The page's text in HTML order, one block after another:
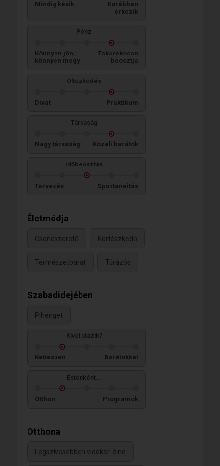
Mindig késik
Korábban
érkezik
Pénz
Könnyen jön,
könnyen megy
Takarékosan
beosztja
Öltözködés
Divat Praktikum
Társaság
Nagy társaság Közeli barátok
Időbeosztás
Tervezés Spontaneitás
Életmódja
Csendszerető Kertészkedő
Természetbarát Túrázós
Szabadidejében
Pihenget
Kivel utazik?
Kettesben Barátokkal
Esténként...
Otthon Programok
Otthona
Legszívesebben vidéken élne